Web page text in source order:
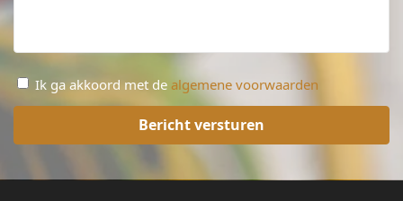
wil
laten
*
Algemene
voorwaarden
Ik ga akkoord met de algemene voorwaarden